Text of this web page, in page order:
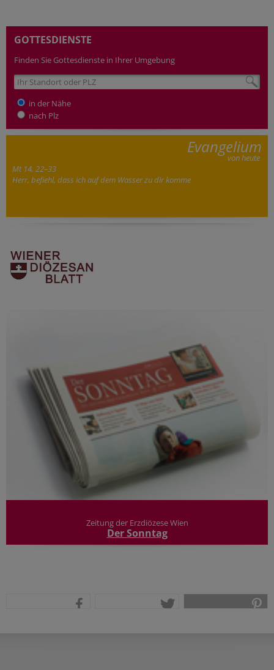
GOTTESDIENSTE
Finden Sie Gottesdienste in Ihrer Umgebung
in der Nähe
nach Plz
Evangelium
von heute
Mt 14, 22–33
Herr, befiehl, dass ich auf dem Wasser zu dir komme
Zeitung der Erzdiözese Wien
Der Sonntag